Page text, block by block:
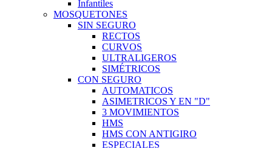
Infantiles
MOSQUETONES
SIN SEGURO
RECTOS
CURVOS
ULTRALIGEROS
SIMÉTRICOS
CON SEGURO
AUTOMATICOS
ASIMETRICOS Y EN "D"
3 MOVIMIENTOS
HMS
HMS CON ANTIGIRO
ESPECIALES